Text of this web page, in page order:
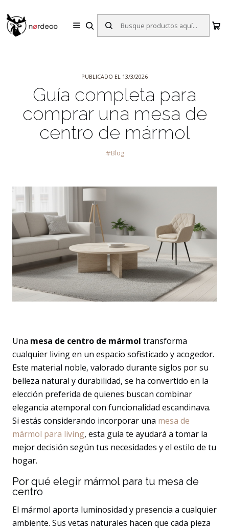
Inicio
PUBLICADO EL 13/3/2026
Guía completa para
comprar una mesa de
centro de mármol
Blog
Una mesa de centro de mármol transforma
cualquier living en un espacio sofisticado y acogedor.
Este material noble, valorado durante siglos por su
belleza natural y durabilidad, se ha convertido en la
elección preferida de quienes buscan combinar
elegancia atemporal con funcionalidad escandinava.
Si estás considerando incorporar una mesa de
mármol para living, esta guía te ayudará a tomar la
mejor decisión según tus necesidades y el estilo de tu
hogar.
Por qué elegir mármol para tu mesa de
centro
El mármol aporta luminosidad y presencia a cualquier
ambiente. Sus vetas naturales hacen que cada pieza